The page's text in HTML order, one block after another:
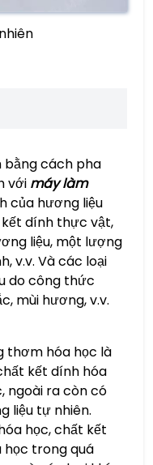
bằng cách pha
với máy làm
của hương liệu
dính thực vật,
liệu, một lượng
v.v. Và các loại
do công thức
mùi hương, v.v.
thơm hóa học là
kết dính hóa
ngoài ra còn có
liệu tự nhiên.
học, chất kết
học trong quá